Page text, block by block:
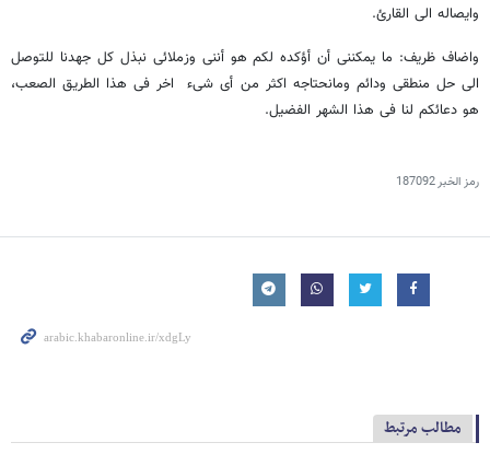
وایصاله الی القارئ.
واضاف ظریف: ما یمکننی أن أؤکده لکم هو أننی وزملائی نبذل کل جهدنا للتوصل
الی حل منطقی ودائم ومانحتاجه اکثر من أی شیء اخر فی هذا الطریق الصعب،
هو دعائکم لنا فی هذا الشهر الفضیل.
رمز الخبر187092
مطالب مرتبط